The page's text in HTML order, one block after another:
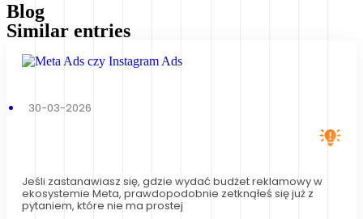
Blog
Similar entries
30-03-2026
Jeśli zastanawiasz się, gdzie wydać budżet reklamowy w
ekosystemie Meta, prawdopodobnie zetknąłeś się już z
pytaniem, które nie ma prostej